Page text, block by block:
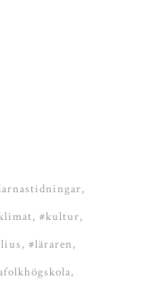
#kultur
#läraren